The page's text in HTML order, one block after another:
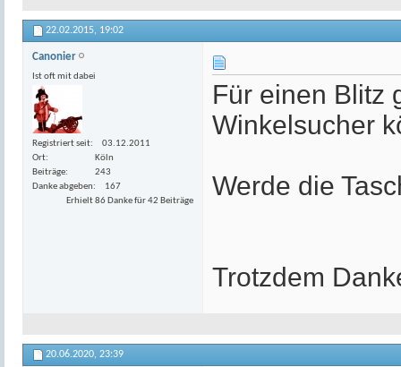
22.02.2015, 19:02
Canonier
Ist oft mit dabei
Registriert seit
03.12.2011
Ort
Köln
Beiträge
243
Danke abgeben
167
Erhielt 86 Danke für 42 Beiträge
Für einen Blitz
Winkelsucher
Werde die
Trotzdem
20.06.2020, 23:39